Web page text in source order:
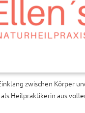
zwischen Körper
als Heilpraktikerin aus